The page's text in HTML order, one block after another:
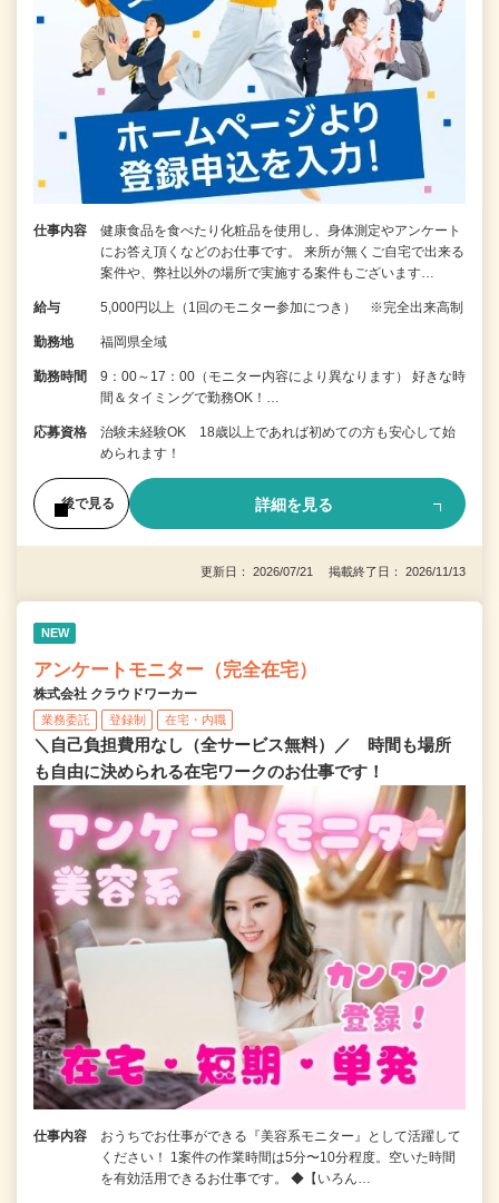
仕事内容
健康食品を食べたり化粧品を使用し、身体測定やアンケート
にお答え頂くなどのお仕事です。 来所が無くご自宅で出来る
案件や、弊社以外の場所で実施する案件もございます…
給与 5,000円以上（1回のモニター参加につき） ※完全出来高制
勤務地 福岡県全域
勤務時間
9：00～17：00（モニター内容により異なります） 好きな時
間＆タイミングで勤務OK！…
応募資格
治験未経験OK 18歳以上であれば初めての方も安心して始
められます！
後で見る 詳細を見る
更新日： 2026/07/21 掲載終了日： 2026/11/13
NEW
アンケートモニター（完全在宅）
株式会社 クラウドワーカー
業務委託 登録制 在宅・内職
＼自己負担費用なし（全サービス無料）／ 時間も場所
も自由に決められる在宅ワークのお仕事です！
仕事内容
おうちでお仕事ができる『美容系モニター』として活躍して
ください！ 1案件の作業時間は5分〜10分程度。空いた時間
を有効活用できるお仕事です。 ◆【いろん…